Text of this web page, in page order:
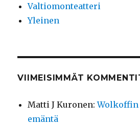
Valtiomonteatteri
Yleinen
VIIMEISIMMÄT
Matti J Kuronen:Wolkoffin
emäntä